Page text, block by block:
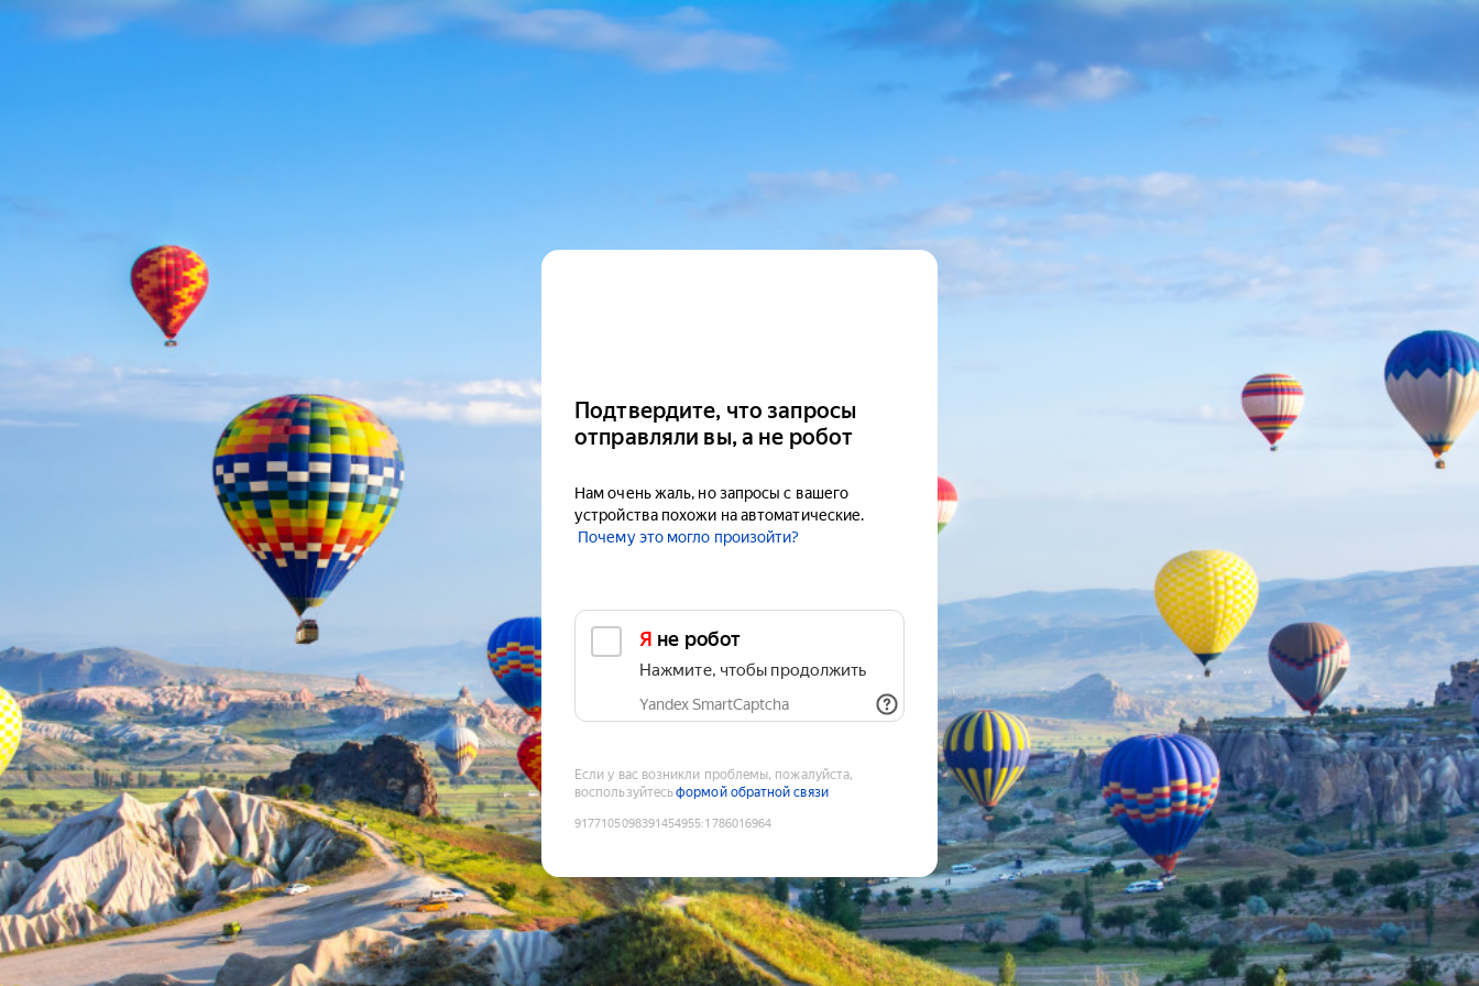
Подтвердите, что запросы
отправляли вы, а не робот
Нам очень жаль, но запросы с вашего
устройства похожи на автоматические.
Почему это могло произойти?
Я не робот
Нажмите, чтобы продолжить
Yandex SmartCaptcha
Если у вас возникли проблемы, пожалуйста,
воспользуйтесьформой обратной связи
9177105098391454955:1786016964